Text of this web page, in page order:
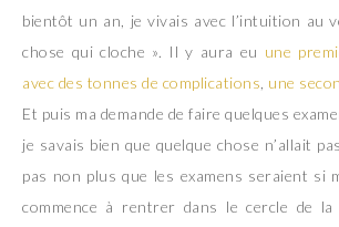
bientôt un an, je vivais avec l’intuition au
chose qui cloche ». Il y aura eu une
avec des tonnes de complications une
Et puis ma demande de faire quelques
je savais bien que quelque chose n’allait
pas non plus que les examens seraient si
commence à rentrer dans le cercle de la